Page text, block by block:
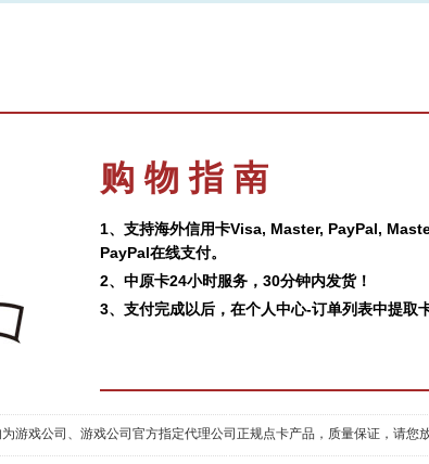
购 物 指 南
1、支持海外信用卡Visa, Master, PayPal,
PayPal在线支付。
2、中原卡24小时服务，30分钟内发货！
3、支付完成以后，在个人中心-订单列表中提取
游戏公司、游戏公司官方指定代理公司正规点卡产品，质量保证，请您